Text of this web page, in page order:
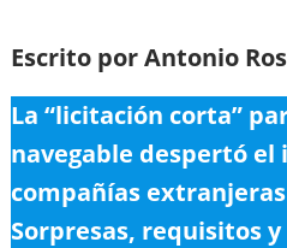
Escrito por Antonio
La “licitación corta”
navegable despertó el
compañías
Sorpresas, requisitos